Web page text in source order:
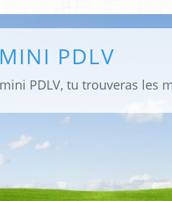
MINI PDLV